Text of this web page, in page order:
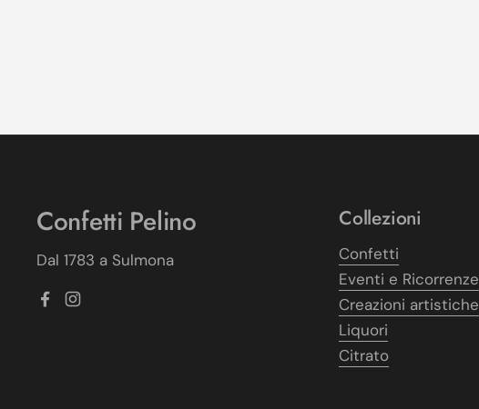
Confetti Pelino
Dal 1783 a Sulmona
Facebook
Instagram
Collezioni
Confetti
Eventi e Ricorrenze
Creazioni artistiche
Liquori
Citrato